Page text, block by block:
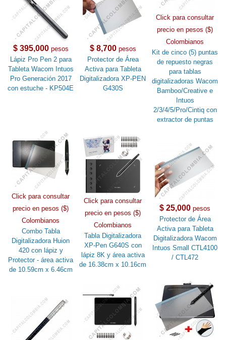
$ 395,000pesos
Lápiz Pro Pen 2 para
Tableta Wacom Intuos
Pro Generación 2017
con estuche - KP504E
$ 8,700pesos
Protector de Área
Activa para Tableta
Digitalizadora XP-PEN
G430S
Click para consultar
precio en pesos ($)
Colombianos
Kit de cinco (5) puntas
de repuesto negras
para tablas
digitalizadoras Wacom
Bamboo/Creative e
Intuos
2/3/4/5/Pro/Cintiq con
extractor de puntas
Click para consultar
precio en pesos ($)
Colombianos
Combo Tabla
Digitalizadora Huion
420 con lápiz y
Protector - área activa
de 10.59cm x 6.46cm
Click para consultar
precio en pesos ($)
Colombianos
Tabla Digitalizadora
XP-Pen G640S con
lápiz 8K y área activa
de 16.38cm x 10.16cm
$ 25,000 pesos
Protector de Área
Activa para Tableta
Digitalizadora Wacom
Intuos Small CTL4100
/ CTL472